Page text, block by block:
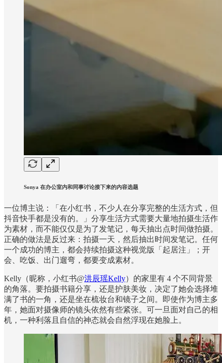
Sonya 在办公室内和同事讨论接下来的内容选题
一位博主说：「在小红书，不少人在分享完整的生活方式，但
抖音快手都是没有的。」分享生活方式需要大量地拍摄生活作
为素材，而不能仅仅是为了发笔记，每天抽出点时间做拍摄。
正确的做法是反过来：拍摄一天，然后抽出时间发笔记。任何
一个成功的博主，都会持续拍摄这种视觉版「起居注」；开
会、吃饭、出门遛弯，都要变成素材。
Kelly（昵称，小红书@洪辰瑶Kelly）的家里有 4 个不同背景
的角落。要拍摄书籍分享，还是护肤美妆，决定了她会选择堆
满了书的一角，还是坐在梳妆台和镜子之间。即使作为博主多
年，她面对摄像师的镜头依然有些紧张。可一旦面对自己的相
机，一种利落且自信的神态就会自然浮现在她脸上。